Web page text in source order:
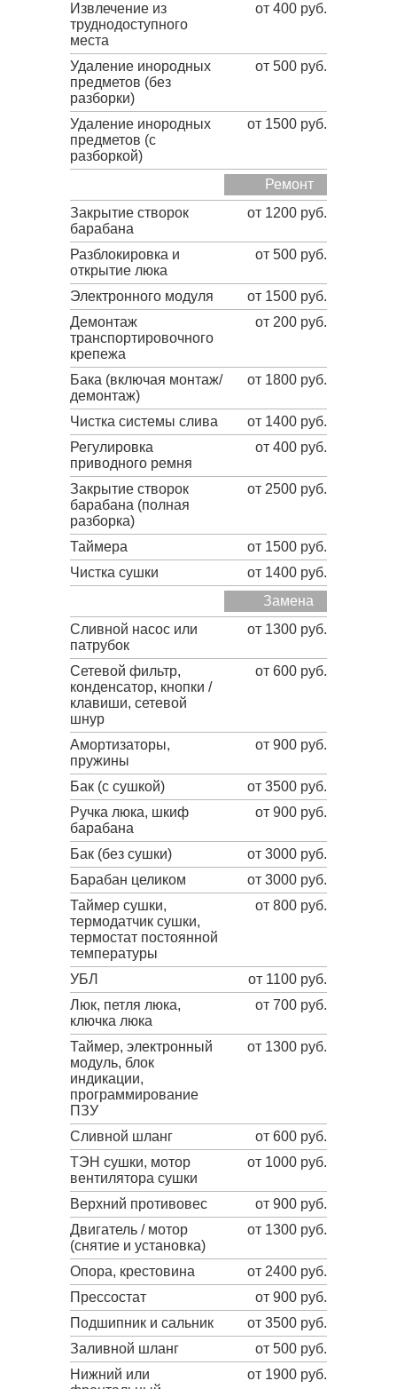
Извлечение из
труднодоступного
места
от 400 руб.
Удаление инородных
предметов (без
разборки)
от 500 руб.
Удаление инородных
предметов (с
разборкой)
от 1500 руб.
Ремонт
Закрытие створок
барабана
от 1200 руб.
Разблокировка и
открытие люка
от 500 руб.
Электронного модуля
от 1500 руб.
Демонтаж
транспортировочного
крепежа
от 200 руб.
Бака (включая монтаж/
демонтаж)
от 1800 руб.
Чистка системы слива
от 1400 руб.
Регулировка
приводного ремня
от 400 руб.
Закрытие створок
барабана (полная
разборка)
от 2500 руб.
Таймера
от 1500 руб.
Чистка сушки
от 1400 руб.
Замена
Сливной насос или
патрубок
от 1300 руб.
Сетевой фильтр,
конденсатор, кнопки /
клавиши, сетевой
шнур
от 600 руб.
Амортизаторы,
пружины
от 900 руб.
Бак (с сушкой)
от 3500 руб.
Ручка люка, шкиф
барабана
от 900 руб.
Бак (без сушки)
от 3000 руб.
Барабан целиком
от 3000 руб.
Таймер сушки,
термодатчик сушки,
термостат постоянной
температуры
от 800 руб.
УБЛ
от 1100 руб.
Люк, петля люка,
ключка люка
от 700 руб.
Таймер, электронный
модуль, блок
индикации,
программирование
ПЗУ
от 1300 руб.
Сливной шланг
от 600 руб.
ТЭН сушки, мотор
вентилятора сушки
от 1000 руб.
Верхний противовес
от 900 руб.
Двигатель / мотор
(снятие и установка)
от 1300 руб.
Опора, крестовина
от 2400 руб.
Прессостат
от 900 руб.
Подшипник и сальник
от 3500 руб.
Заливной шланг
от 500 руб.
Нижний или
от 1900 руб.